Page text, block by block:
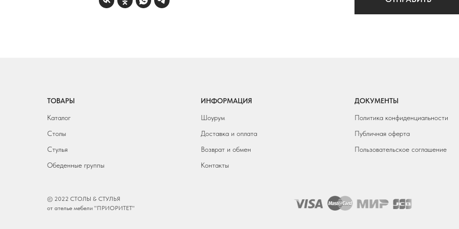
ТОВАРЫ
Каталог
Столы
Стулья
Обеденные группы
ИНФОРМАЦИЯ
Шоурум
Доставка и оплата
Возврат и обмен
Контакты
ДОКУМЕНТЫ
Политика конфиденциальности
Публичная оферта
Пользовательское соглашение
© 2022 СТОЛЫ & СТУЛЬЯ
от ателье мебели "ПРИОРИТЕТ"